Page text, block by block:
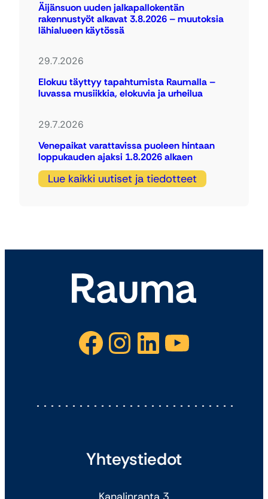
Äijänsuon uuden jalkapallokentän
rakennustyöt alkavat 3.8.2026 – muutoksia
lähialueen käytössä
29.7.2026
Elokuu täyttyy tapahtumista Raumalla –
luvassa musiikkia, elokuvia ja urheilua
29.7.2026
Venepaikat varattavissa puoleen hintaan
loppukauden ajaksi 1.8.2026 alkaen
Lue kaikki uutiset ja tiedotteet
Facebook Instagram LinkedIn YouTube
Yhteystiedot